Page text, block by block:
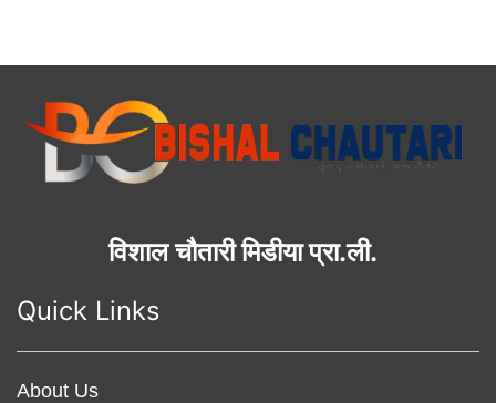
विशाल चौतारी मिडीया प्रा.ली.
Quick Links
About Us